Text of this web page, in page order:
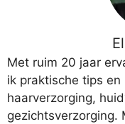
Met ruim 20 jaar
ik praktische tips
haarverzorging,
gezichtsverzorging.